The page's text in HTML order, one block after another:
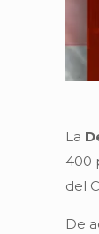
La
400
del
De